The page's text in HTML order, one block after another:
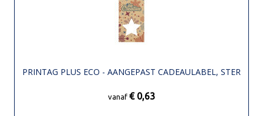
PRINTAG PLUS ECO - AANGEPAST CADEAULABEL, STER
vanaf € 0,63